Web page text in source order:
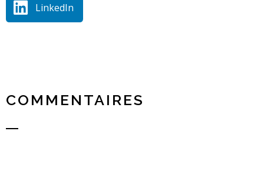
LinkedIn
COMMENTAIRES